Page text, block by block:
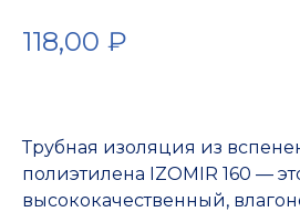
118,00 ₽
Трубная изоляция из
полиэтилена IZOMIR 160 —
высококачественный,